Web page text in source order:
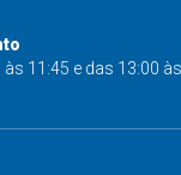
11:45 e das 13:00 às